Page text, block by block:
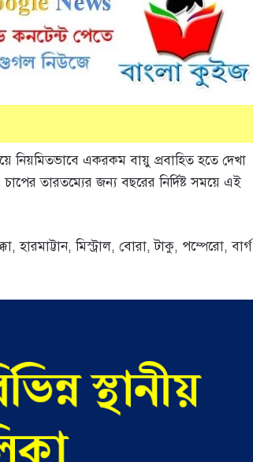
নিয়মিতভাবে একরকম বায়ু প্রবাহিত হতে দেখা
তারতম্যের জন্য বছরের নির্দিষ্ট সময়ে এই
মিস্ট্রাল, বোরা, টাকু, পম্পেরো, বার্গ